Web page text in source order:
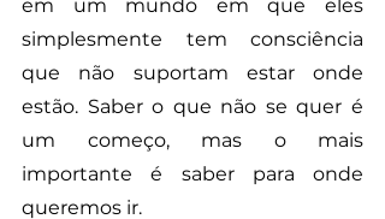
em um mundo em que eles
simplesmente tem consciência
que não suportam estar onde
estão. Saber o que não se quer é
um começo, mas o mais
importante é saber para onde
queremos ir.